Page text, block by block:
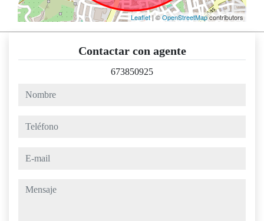
Leaflet| ©OpenStreetMapcontributors
Contactar con agente
673850925
nombre
teléfono
e-mail
mensaje